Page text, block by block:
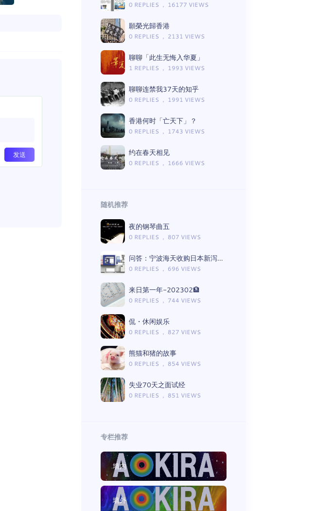
0 REPLIES ， 16177 VIEWS
願榮光歸香港
0 REPLIES ， 2131 VIEWS
聊聊「此生无悔入华夏」
1 REPLIES ， 1993 VIEWS
聊聊连禁我37天的知乎
0 REPLIES ， 1991 VIEWS
香港何时「亡天下」？
0 REPLIES ， 1743 VIEWS
约在春天相见
0 REPLIES ， 1666 VIEWS
随机推荐
夜的钢琴曲五
0 REPLIES ， 807 VIEWS
问答：宁波海天收购日本新泻注塑机后的影响
0 REPLIES ， 696 VIEWS
来日第一年-202302🏦
0 REPLIES ， 744 VIEWS
侃・休闲娱乐
0 REPLIES ， 827 VIEWS
熊猫和猪的故事
0 REPLIES ， 854 VIEWS
失业70天之面试经
0 REPLIES ， 851 VIEWS
专栏推荐
墙内
墙外